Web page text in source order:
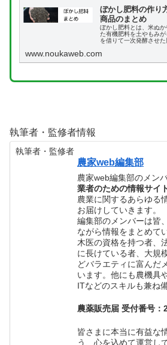
ぼかし肥料の作り
商品のまとめ
ぼかし肥料とは、米ぬ
た有機肥料を土やもみ
を借りて一次発酵させた
どをまとめて説明します
www.noukaweb.com
執筆者・監修者情報
執筆者・監修者
農家web編集部
農家web編集部のメン
業者のための情報サイ
農業に関するあらゆる
お届けしていきます。
編集部のメンバーは皆
ながら情報をまとめて
木医の資格を持つ者、
に長けている者、大規
どバラエティに富んだ
います。他にも農機具
ITなどのスキルも兼ね
農薬販売届 受付番号：
皆さまに本当に有益な
う、心を込めて運営し